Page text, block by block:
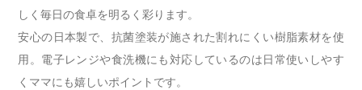
しく毎日の食卓を明るく彩ります。
安心の日本製で、抗菌塗装が施された割れにくい樹脂素材を使
用。電子レンジや食洗機にも対応しているのは日常使いしやす
くママにも嬉しいポイントです。